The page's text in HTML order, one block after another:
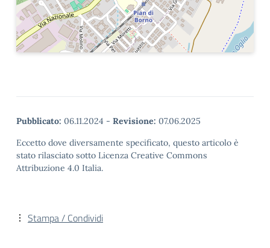
Pubblicato: 06.11.2024 - Revisione: 07.06.2025
Eccetto dove diversamente specificato, questo articolo è
stato rilasciato sotto Licenza Creative Commons
Attribuzione 4.0 Italia.
Stampa / Condividi